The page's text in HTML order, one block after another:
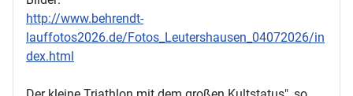
http://www.behrendt-
lauffotos2026.de/Fotos_Leutershausen_04072026/in
dex.html